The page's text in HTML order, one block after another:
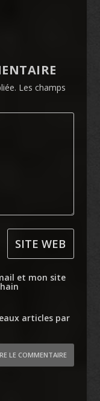
Les champs
et mon site
articles par
LE COMMENTAIRE